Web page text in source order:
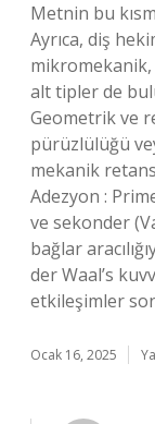
Metnin bu
Ayrıca, diş
alt tipler de
Geometrik ve
pürüzlülüğü
mekanik
Adezyon :
ve sekonder
bağlar
der Waal’s
etkileşimler
Ocak 16, 2025